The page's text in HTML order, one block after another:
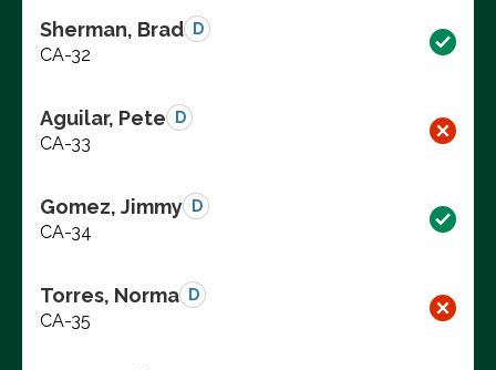
Sherman, Brad D
CA-32
Aguilar, Pete D
CA-33
Gomez, Jimmy D
CA-34
Torres, Norma D
CA-35